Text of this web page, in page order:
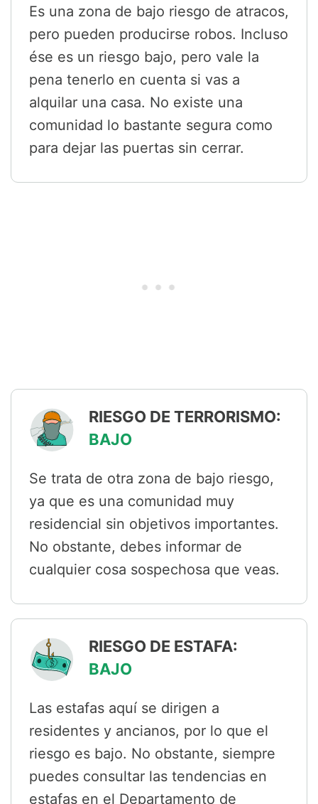
Es una zona de bajo riesgo de atracos,
pero pueden producirse robos. Incluso
ése es un riesgo bajo, pero vale la
pena tenerlo en cuenta si vas a
alquilar una casa. No existe una
comunidad lo bastante segura como
para dejar las puertas sin cerrar.
RIESGO DE TERRORISMO:
BAJO
Se trata de otra zona de bajo riesgo,
ya que es una comunidad muy
residencial sin objetivos importantes.
No obstante, debes informar de
cualquier cosa sospechosa que veas.
RIESGO DE ESTAFA:
BAJO
Las estafas aquí se dirigen a
residentes y ancianos, por lo que el
riesgo es bajo. No obstante, siempre
puedes consultar las tendencias en
estafas en el Departamento de